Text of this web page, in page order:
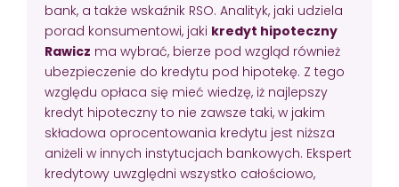
bank, a także wskaźnik RSO. Analityk, jaki udziela
porad konsumentowi, jaki kredyt hipoteczny
Rawicz ma wybrać, bierze pod wzgląd również
ubezpieczenie do kredytu pod hipotekę. Z tego
względu opłaca się mieć wiedzę, iż najlepszy
kredyt hipoteczny to nie zawsze taki, w jakim
składowa oprocentowania kredytu jest niższa
aniżeli w innych instytucjach bankowych. Ekspert
kredytowy uwzględni wszystko całościowo,